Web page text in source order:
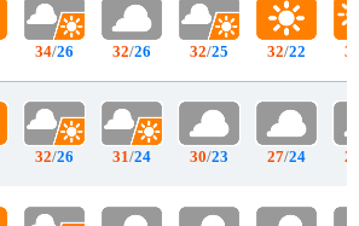
34/26
32/26
32/26
31/24
32/25
30/23
32/22
27/24